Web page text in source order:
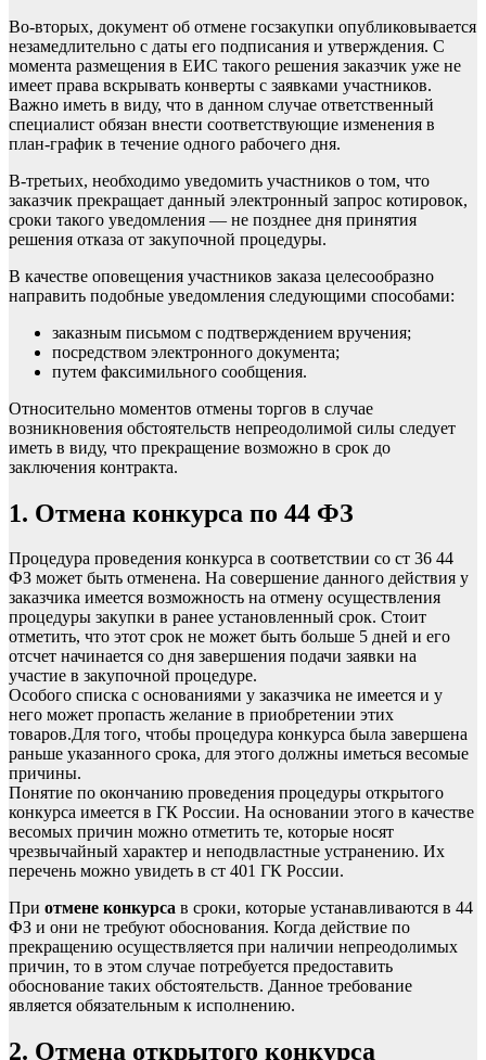
Во-вторых, документ об отмене госзакупки опубликовывается
незамедлительно с даты его подписания и утверждения. С
момента размещения в ЕИС такого решения заказчик уже не
имеет права вскрывать конверты с заявками участников.
Важно иметь в виду, что в данном случае ответственный
специалист обязан внести соответствующие изменения в
план-график в течение одного рабочего дня.
В-третьих, необходимо уведомить участников о том, что
заказчик прекращает данный электронный запрос котировок,
сроки такого уведомления — не позднее дня принятия
решения отказа от закупочной процедуры.
В качестве оповещения участников заказа целесообразно
направить подобные уведомления следующими способами:
заказным письмом с подтверждением вручения;
посредством электронного документа;
путем факсимильного сообщения.
Относительно моментов отмены торгов в случае
возникновения обстоятельств непреодолимой силы следует
иметь в виду, что прекращение возможно в срок до
заключения контракта.
1. Отмена конкурса по 44 ФЗ
Процедура проведения конкурса в соответствии со ст 36 44
ФЗ может быть отменена. На совершение данного действия у
заказчика имеется возможность на отмену осуществления
процедуры закупки в ранее установленный срок. Стоит
отметить, что этот срок не может быть больше 5 дней и его
отсчет начинается со дня завершения подачи заявки на
участие в закупочной процедуре.
Особого списка с основаниями у заказчика не имеется и у
него может пропасть желание в приобретении этих
товаров.Для того, чтобы процедура конкурса была завершена
раньше указанного срока, для этого должны иметься весомые
причины.
Понятие по окончанию проведения процедуры открытого
конкурса имеется в ГК России. На основании этого в качестве
весомых причин можно отметить те, которые носят
чрезвычайный характер и неподвластные устранению. Их
перечень можно увидеть в ст 401 ГК России.
При отмене конкурса в сроки, которые устанавливаются в 44
ФЗ и они не требуют обоснования. Когда действие по
прекращению осуществляется при наличии непреодолимых
причин, то в этом случае потребуется предоставить
обоснование таких обстоятельств. Данное требование
является обязательным к исполнению.
2. Отмена открытого конкурса